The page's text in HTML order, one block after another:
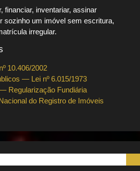
financiar, inventariar, assinar
sozinho um imóvel sem escritura,
irregular.
10.406/2002
— Lei nº 6.015/1973
Regularização Fundiária
do Registro de Imóveis